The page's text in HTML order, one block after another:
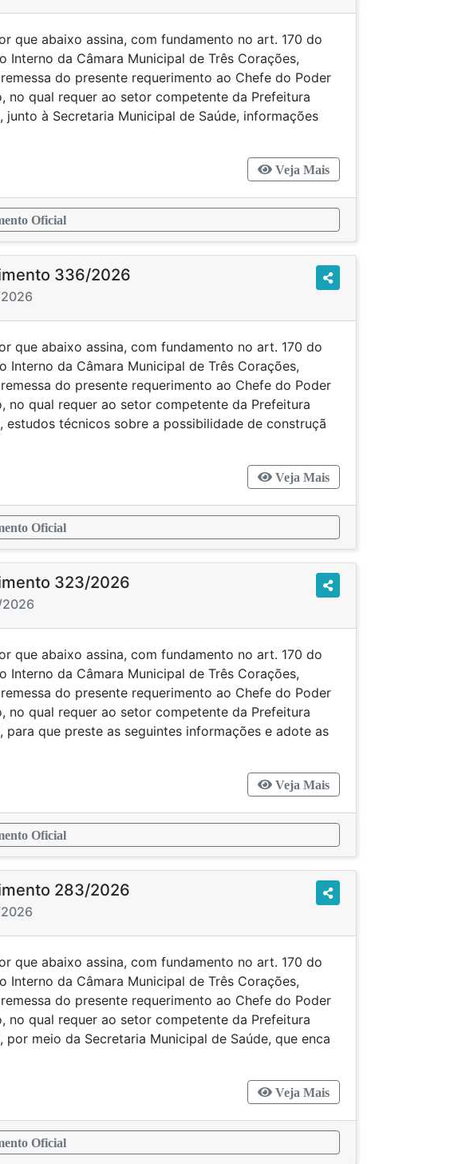
que abaixo assina, com fundamento no art. 170 do
Interno da Câmara Municipal de Três Corações,
do presente requerimento ao Chefe do Poder
no qual requer ao setor competente da Prefeitura
junto à Secretaria Municipal de Saúde, informações
Veja Mais
Oficial
336/2026
que abaixo assina, com fundamento no art. 170 do
Interno da Câmara Municipal de Três Corações,
do presente requerimento ao Chefe do Poder
no qual requer ao setor competente da Prefeitura
estudos técnicos sobre a possibilidade de construçã
Veja Mais
Oficial
323/2026
que abaixo assina, com fundamento no art. 170 do
Interno da Câmara Municipal de Três Corações,
do presente requerimento ao Chefe do Poder
no qual requer ao setor competente da Prefeitura
para que preste as seguintes informações e adote as
Veja Mais
Oficial
283/2026
que abaixo assina, com fundamento no art. 170 do
Interno da Câmara Municipal de Três Corações,
do presente requerimento ao Chefe do Poder
no qual requer ao setor competente da Prefeitura
por meio da Secretaria Municipal de Saúde, que enca
Veja Mais
Oficial